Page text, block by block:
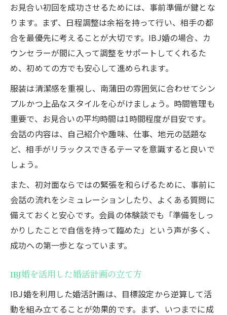
会話に自信が持てるお見合い準備方法
IBJ婚で役立つ会話ネタと事前準備法
初回お見合いで自然に話せる練習術
緊張を和らげる自己紹介のポイント
オンラインでも使えるIBJ婚会話術
お見合い初回を成功させるためには、事前準備が鍵とな
ります。まず、日程調整は余裕を持って行い、相手の都
合を最優先に考えることが大切です。IBJ婚の場合、カ
ウンセラーが間に入って調整をサポートしてくれるた
め、初めての方でも安心して進められます。
服装は清潔感を重視し、南蒲田の雰囲気に合わせてシン
プルかつ上品なスタイルを心がけましょう。時間管理も
重要で、お見合いの平均時間は1時間程度が目安です。
会話の内容は、自己紹介や趣味、仕事、地元の話題な
ど、相手がリラックスできるテーマを意識すると良いで
しょう。
また、初対面ならではの緊張を和らげるために、事前に
会話の流れをシミュレーションしたり、よくある質問に
備えておくと安心です。会員の体験談でも「準備をしっ
かりしたことで自信を持って臨めた」という声が多く、
成功への第一歩となっています。
IBJ婚を活用した婚活計画の立て方
IBJ婚を利用した婚活計画は、目標設定から逆算して活
動を組み立てることが効果的です。まず、いつまでに成